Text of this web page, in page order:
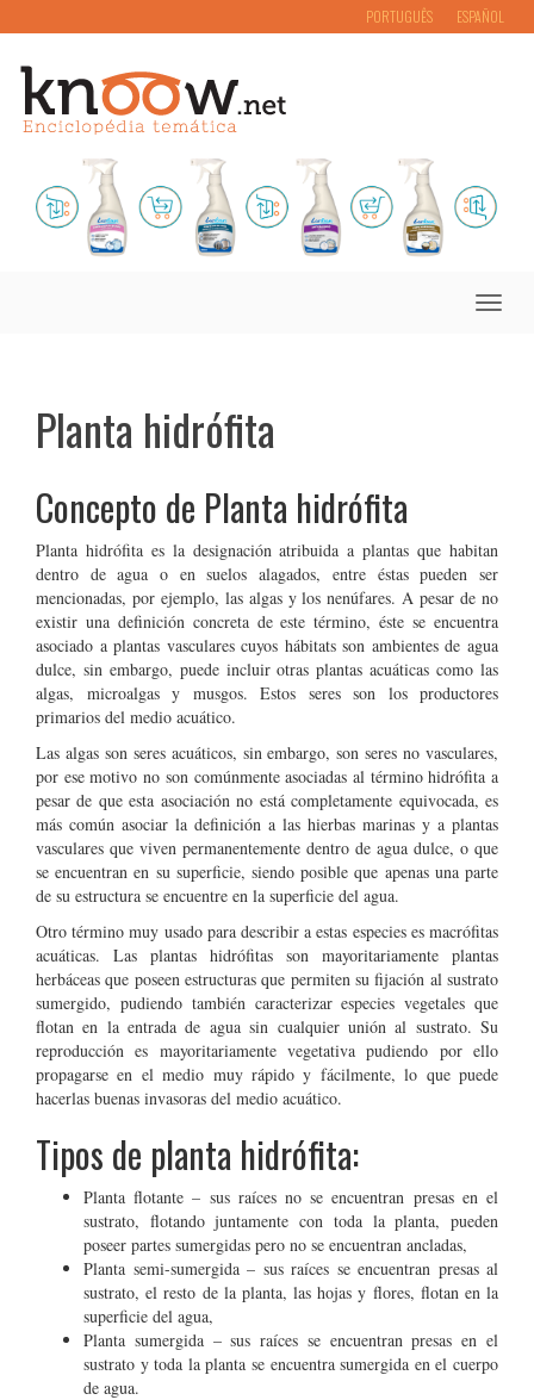
PORTUGUÊS ESPAÑOL
Toggle
Planta hidrófita
Concepto de Planta hidrófita
Planta hidrófita es la designación atribuida a plantas que habitan
dentro de agua o en suelos alagados, entre éstas pueden ser
mencionadas, por ejemplo, las algas y los nenúfares. A pesar de no
existir una definición concreta de este término, éste se encuentra
asociado a plantas vasculares cuyos hábitats son ambientes de agua
dulce, sin embargo, puede incluir otras plantas acuáticas como las
algas, microalgas y musgos. Estos seres son los productores
primarios del medio acuático.
Las algas son seres acuáticos, sin embargo, son seres no vasculares,
por ese motivo no son comúnmente asociadas al término hidrófita a
pesar de que esta asociación no está completamente equivocada, es
más común asociar la definición a las hierbas marinas y a plantas
vasculares que viven permanentemente dentro de agua dulce, o que
se encuentran en su superficie, siendo posible que apenas una parte
de su estructura se encuentre en la superficie del agua.
Otro término muy usado para describir a estas especies es macrófitas
acuáticas. Las plantas hidrófitas son mayoritariamente plantas
herbáceas que poseen estructuras que permiten su fijación al sustrato
sumergido, pudiendo también caracterizar especies vegetales que
flotan en la entrada de agua sin cualquier unión al sustrato. Su
reproducción es mayoritariamente vegetativa pudiendo por ello
propagarse en el medio muy rápido y fácilmente, lo que puede
hacerlas buenas invasoras del medio acuático.
Tipos de planta hidrófita:
Planta flotante – sus raíces no se encuentran presas en el
sustrato, flotando juntamente con toda la planta, pueden
poseer partes sumergidas pero no se encuentran ancladas,
Planta semi-sumergida – sus raíces se encuentran presas al
sustrato, el resto de la planta, las hojas y flores, flotan en la
superficie del agua,
Planta sumergida – sus raíces se encuentran presas en el
sustrato y toda la planta se encuentra sumergida en el cuerpo
de agua.